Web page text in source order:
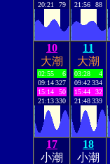
20:21
79
21:56
88
10
大潮
02:55
6
09:14327
15:14
50
21:13330
11
大潮
03:28
4
09:42334
15:44
32
21:48339
17
小潮
18
小潮